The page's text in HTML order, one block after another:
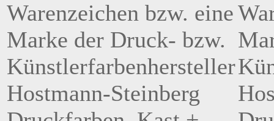
Warenzeichen bzw. eine
Marke der Druck- bzw.
Künstlerfarbenhersteller
Hostmann-Steinberg